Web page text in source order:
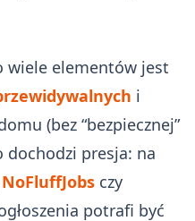
wiele elementów jest
i
(bez “bezpiecznej”
presja: na
NoFluffJobs czy
potrafi być